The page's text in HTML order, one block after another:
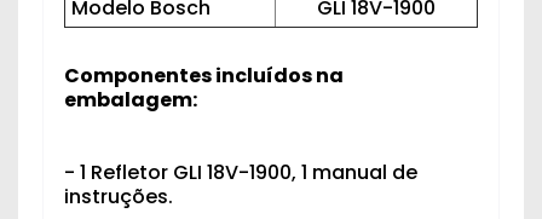
Modelo Bosch
GLI 18V-1900
Componentes incluídos na
embalagem:
- 1 Refletor GLI 18V-1900, 1 manual de
instruções.